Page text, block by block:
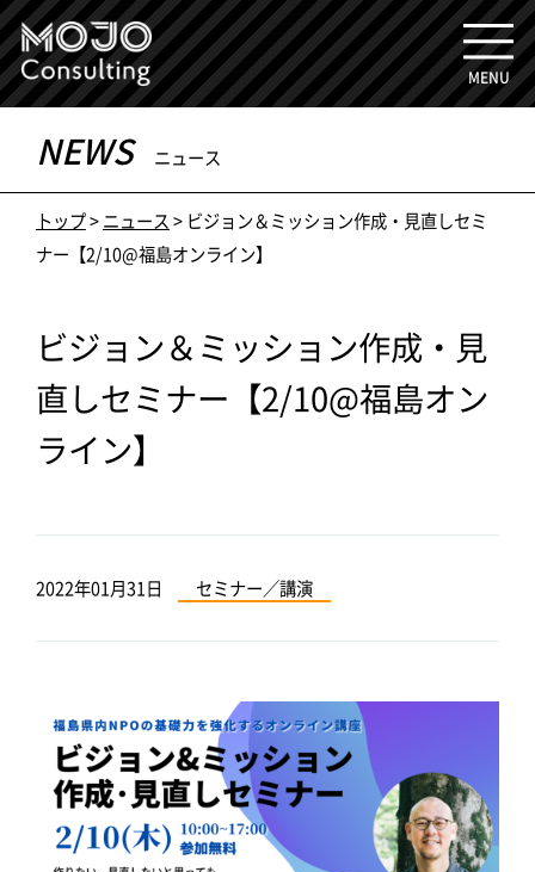
MENU
NEWS ニュース
トップ>ニュース > ビジョン＆ミッション作成・見直しセミ
ナー【2/10@福島オンライン】
ビジョン＆ミッション作成・見
直しセミナー【2/10@福島オン
ライン】
2022年01月31日 セミナー／講演